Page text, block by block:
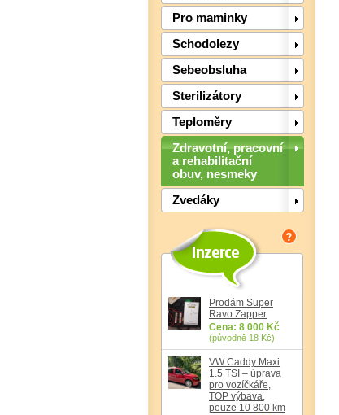
Pro maminky
Schodolezy
Sebeobsluha
Sterilizátory
Teploměry
Zdravotní, pracovní
a rehabilitační
obuv, nesmeky
Zvedáky
Prodám Super
Ravo Zapper
Cena: 8 000 Kč
(původně 18 Kč)
VW Caddy Maxi
1.5 TSI – úprava
pro vozíčkáře,
TOP výbava,
pouze 10 800 km